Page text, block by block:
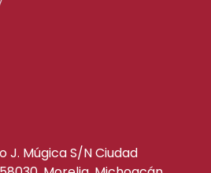
J. Múgica S/N Ciudad